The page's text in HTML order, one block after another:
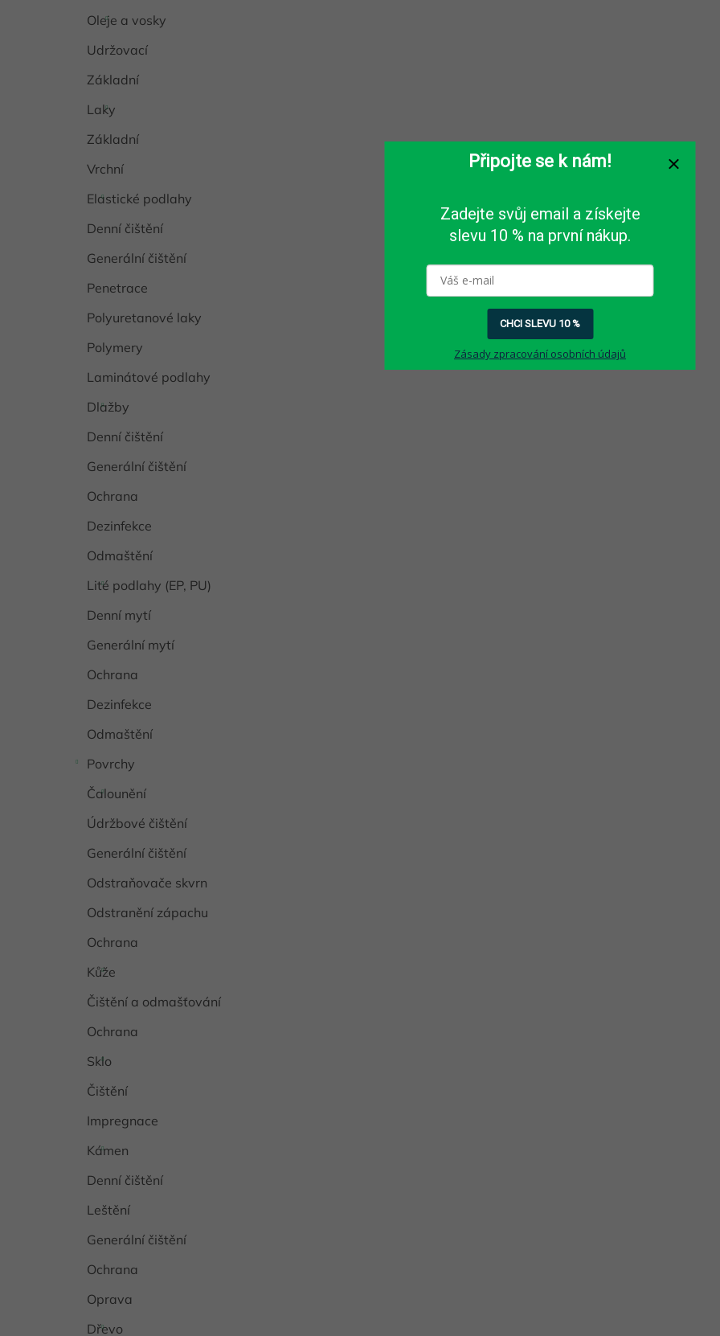
Oleje a vosky
Udržovací
Základní
Laky
Základní
Vrchní
Elastické podlahy
Denní čištění
Generální čištění
Penetrace
Polyuretanové laky
Polymery
Laminátové podlahy
Dlažby
Denní čištění
Generální čištění
Ochrana
Dezinfekce
Odmaštění
Lité podlahy (EP, PU)
Denní mytí
Generální mytí
Ochrana
Dezinfekce
Odmaštění
Povrchy
Čalounění
Údržbové čištění
Generální čištění
Odstraňovače skvrn
Odstranění zápachu
Ochrana
Kůže
Čištění a odmašťování
Ochrana
Sklo
Čištění
Impregnace
Kámen
Denní čištění
Leštění
Generální čištění
Ochrana
Oprava
Dřevo
Připojte se k nám!
Zadejte svůj email a získejte
slevu 10 % na první nákup.
CHCI SLEVU 10 %
Zásady zpracování osobních údajů